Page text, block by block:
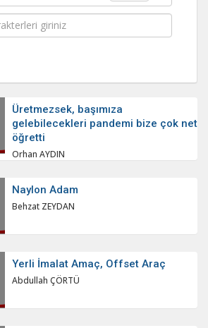
Üretmezsek, başımıza
gelebilecekleri pandemi bize çok net
öğretti
Orhan AYDIN
Naylon Adam
Behzat ZEYDAN
Yerli İmalat Amaç, Offset Araç
Abdullah ÇÖRTÜ